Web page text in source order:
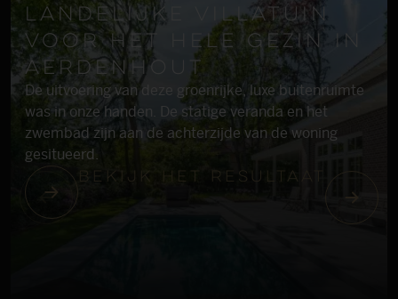
Landelijke villatuin
voor het hele gezin in
Aerdenhout
De uitvoering van deze groenrijke, luxe buitenruimte
was in onze handen. De statige veranda en het
zwembad zijn aan de achterzijde van de woning
gesitueerd.
Bekijk het resultaat